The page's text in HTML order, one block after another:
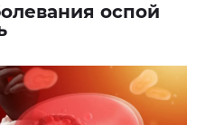
оспой